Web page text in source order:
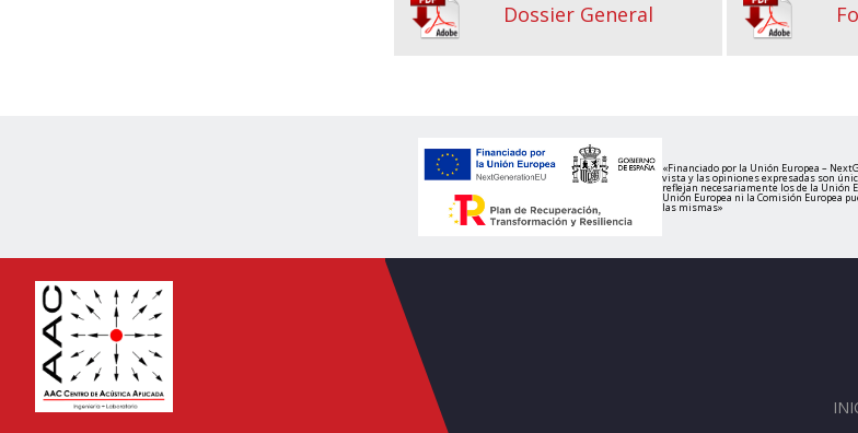
Dossier General
«Financiado por la Unión Europea –
vista y las opiniones expresadas son
reflejan necesariamente los de la Unión
Unión Europea ni la Comisión Europea
las mismas»